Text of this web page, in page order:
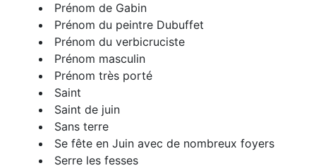
Prénom de Gabin
Prénom du peintre Dubuffet
Prénom du verbicruciste
Prénom masculin
Prénom très porté
Saint
Saint de juin
Sans terre
Se fête en Juin avec de nombreux foyers
Serre les fesses